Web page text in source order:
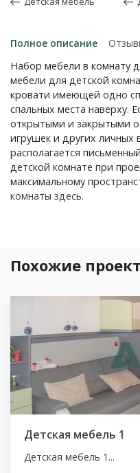
Полное описание
Набор мебели в комнату
мебели для детской
кровати имеющей одно
спальных места наверху.
открытыми и закрытыми
игрушек и других личных
располагается
детской комнате при
максимальному
комнаты здесь.
Похожие
Детская мебель 1
Детская мебель 1...